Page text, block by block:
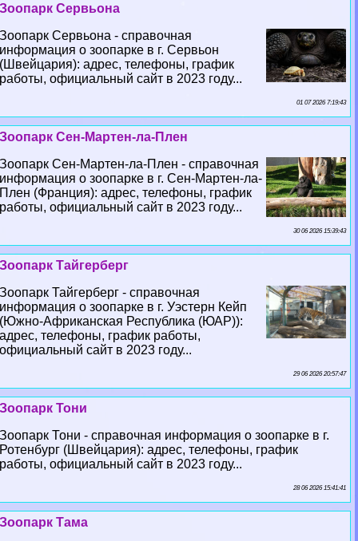
Зоопарк Сервьона
Зоопарк Сервьона - справочная
информация о зоопарке в г. Сервьон
(Швейцария): адрес, телефоны, график
работы, официальный сайт в 2023 году...
01 07 2026 7:19:43
Зоопарк Сен-Мартен-ла-Плен
Зоопарк Сен-Мартен-ла-Плен - справочная
информация о зоопарке в г. Сен-Мартен-ла-
Плен (Франция): адрес, телефоны, график
работы, официальный сайт в 2023 году...
30 06 2026 15:39:43
Зоопарк Тайгерберг
Зоопарк Тайгерберг - справочная
информация о зоопарке в г. Уэстерн Кейп
(Южно-Африканская Республика (ЮАР)):
адрес, телефоны, график работы,
официальный сайт в 2023 году...
29 06 2026 20:57:47
Зоопарк Тони
Зоопарк Тони - справочная информация о зоопарке в г.
Ротенбург (Швейцария): адрес, телефоны, график
работы, официальный сайт в 2023 году...
28 06 2026 15:41:41
Зоопарк Тама